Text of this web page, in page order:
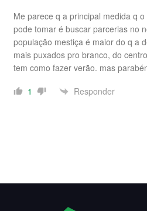
Me parece q a principal medida q
pode tomar é buscar parcerias no
população mestiça é maior do q a
mais puxados pro branco, do
tem como fazer verão. mas
1
Responder